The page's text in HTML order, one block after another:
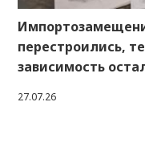
перестроились,
зависимость
27.07.26